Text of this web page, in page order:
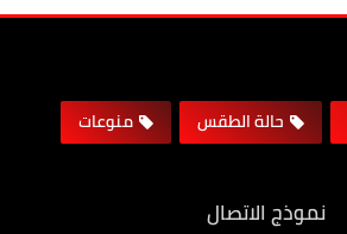
حالة الطقس منوعات
نموذج الاتصال